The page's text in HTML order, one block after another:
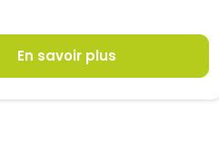
En savoir plus